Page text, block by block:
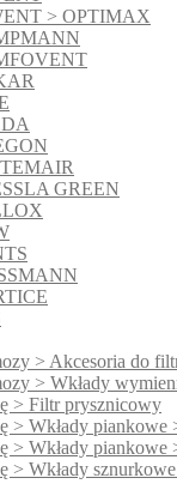
> OPTIMAX
GREEN
> Akcesoria do
> Wkłady
> Filtr prysznicowy
> Wkłady
> Wkłady
> Wkłady